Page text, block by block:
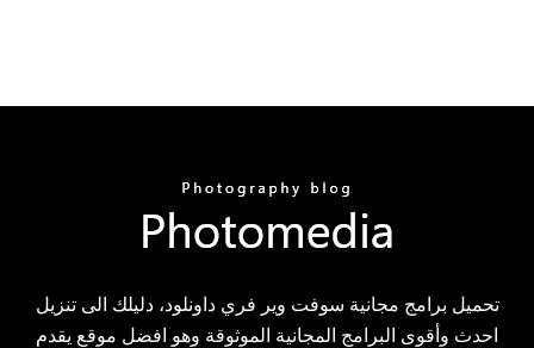
تحميل برامج مجانية سوفت وير فري داونلود، دليلك الى تنزيل
احدث وأقوى البرامج المجانية الموثوقة وهو افضل موقع يقدم